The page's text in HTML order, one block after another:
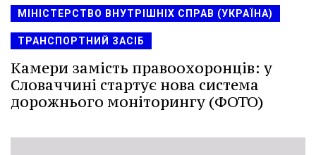
МІНІСТЕРСТВО ВНУТРІШНІХ СПРАВ (УКРАЇНА)
ТРАНСПОРТНИЙ ЗАСІБ
Камери замість правоохоронців: у
Словаччині стартує нова система
дорожнього моніторингу (ФОТО)